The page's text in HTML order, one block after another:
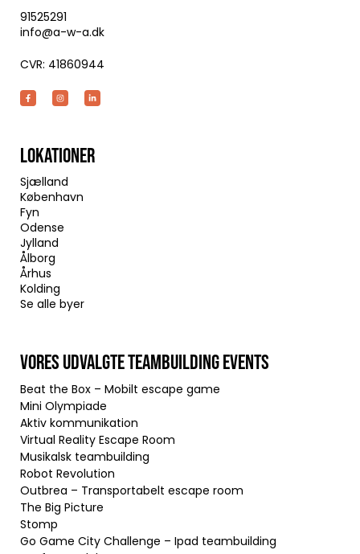
91525291
info@a-w-a.dk
CVR: 41860944
LOKATIONER
Sjælland
København
Fyn
Odense
Jylland
Ålborg
Århus
Kolding
Se alle byer
VORES UDVALGTE TEAMBUILDING EVENTS
Beat the Box – Mobilt escape game
Mini Olympiade
Aktiv kommunikation
Virtual Reality Escape Room
Musikalsk teambuilding
Robot Revolution
Outbrea – Transportabelt escape room
The Big Picture
Stomp
Go Game City Challenge – Ipad teambuilding